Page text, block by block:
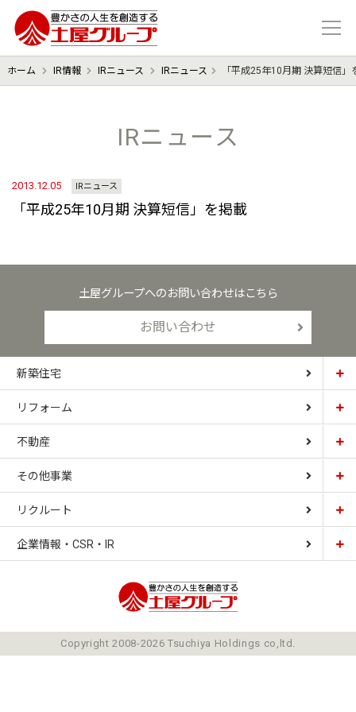
豊かさの人生を想像する 土屋グル
ホーム IR情報 IRニュース IRニュース 「平成25年10月期 決算短信」
IRニュース
2013.12.05 IRニュース
「平成25年10月期 決算短信」を掲載
土屋グループへのお問い合わせはこちら
お問い合わせ
新築住宅
土屋ホーム
CARDINAL HOUSE
LIZNAS
リフォーム
土屋ホームトピア
不動産
土屋ホーム不動産
その他事業
土屋ホームレジデンス
土屋ソーラーファクトリー
リクルート
企業情報・CSR・IR
ミッションCopyright 2008-2026 Tsuchiya Holdings co,ltd.